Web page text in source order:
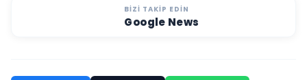
BIZI TAKIP EDIN
Google News